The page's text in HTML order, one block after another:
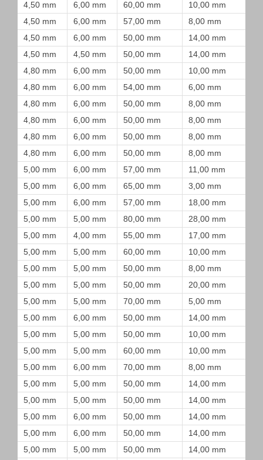
4,50 mm
6,00 mm 60,00 mm
10,00 mm
4,50 mm
6,00 mm 57,00 mm
8,00 mm
4,50 mm
6,00 mm 50,00 mm
14,00 mm
4,50 mm
4,50 mm 50,00 mm
14,00 mm
4,80 mm
6,00 mm 50,00 mm
10,00 mm
4,80 mm
6,00 mm 54,00 mm
6,00 mm
4,80 mm
6,00 mm 50,00 mm
8,00 mm
4,80 mm
6,00 mm 50,00 mm
8,00 mm
4,80 mm
6,00 mm 50,00 mm
8,00 mm
4,80 mm
6,00 mm 50,00 mm
8,00 mm
5,00 mm
6,00 mm 57,00 mm
11,00 mm
5,00 mm
6,00 mm 65,00 mm
3,00 mm
5,00 mm
6,00 mm 57,00 mm
18,00 mm
5,00 mm
5,00 mm 80,00 mm
28,00 mm
5,00 mm
4,00 mm 55,00 mm
17,00 mm
5,00 mm
5,00 mm 60,00 mm
10,00 mm
5,00 mm
5,00 mm 50,00 mm
8,00 mm
5,00 mm
5,00 mm 50,00 mm
20,00 mm
5,00 mm
5,00 mm 70,00 mm
5,00 mm
5,00 mm
6,00 mm 50,00 mm
14,00 mm
5,00 mm
5,00 mm 50,00 mm
10,00 mm
5,00 mm
5,00 mm 60,00 mm
10,00 mm
5,00 mm
6,00 mm 70,00 mm
8,00 mm
5,00 mm
5,00 mm 50,00 mm
14,00 mm
5,00 mm
5,00 mm 50,00 mm
14,00 mm
5,00 mm
6,00 mm 50,00 mm
14,00 mm
5,00 mm
6,00 mm 50,00 mm
14,00 mm
5,00 mm
5,00 mm 50,00 mm
14,00 mm